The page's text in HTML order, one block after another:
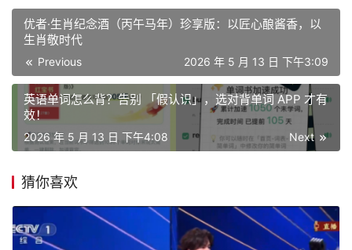
优者·生肖纪念酒（丙午马年）珍享版：以匠心酿酱香，以
生肖敬时代
Previous 2026 年 5 月 13 日 下午3:09
英语单词怎么背？告别 「假认识」，选对背单词 APP 才有
效！
Next
2026 年 5 月 13 日 下午4:08
猜你喜欢